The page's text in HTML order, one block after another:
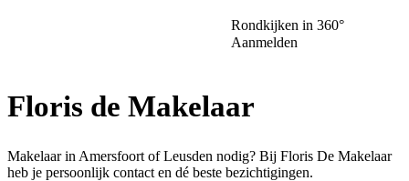
Rondkijken in 360°
Aanmelden
Floris de Makelaar
Makelaar in Amersfoort of Leusden nodig? Bij Floris De Makelaar
heb je persoonlijk contact en dé beste bezichtigingen.